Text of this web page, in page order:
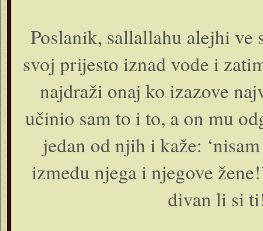
Poslanik, sallallahu alejhi
svoj prijesto iznad vode i
najdraži onaj ko izazove
učinio sam to i to, a on mu
jedan od njih i kaže:
između njega i njegove
divan li si